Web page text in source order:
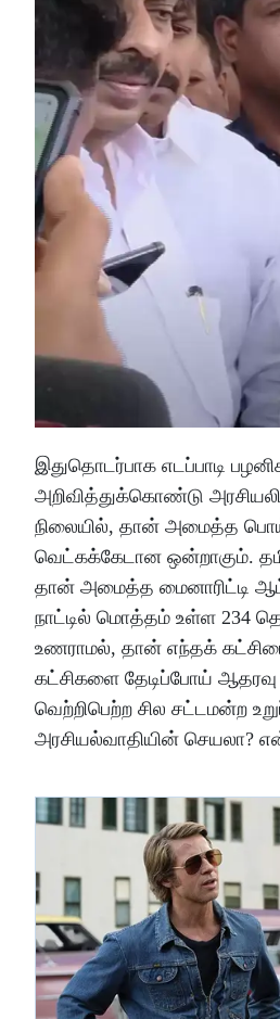
இதுதொடர்பாக எடப்பாடி
அறிவித்துக்கொண்டு
நிலையில், தான் அமைத்த
வெட்கக்கேடான ஒன்றாகும்.
தான் அமைத்த மைனாரிட்டி
நாட்டில் மொத்தம் உள்ள 234
உணராமல், தான் எந்தக்
கட்சிகளை தேடிப்போய்
வெற்றிபெற்ற சில சட்டமன்ற
அரசியல்வாதியின் செயலா?